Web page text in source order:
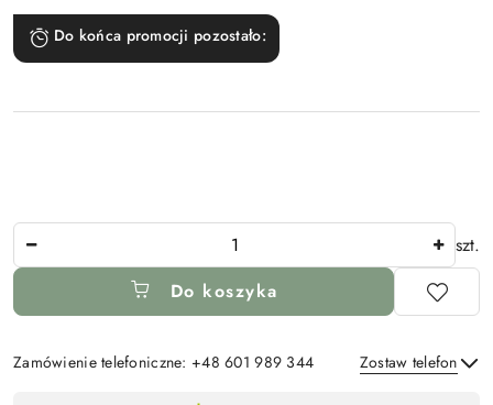
Do końca promocji pozostało:
szt.
Do koszyka
Zamówienie telefoniczne: +48 601 989 344 Zostaw telefon